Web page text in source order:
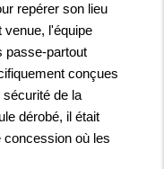
repérer son lieu
venue, l'équipe
passe-partout
conçues
de la
dérobé, il était
concession où les